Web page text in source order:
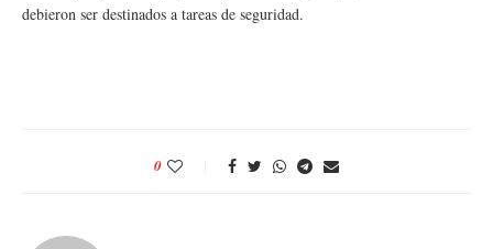
debieron ser destinados a tareas de seguridad.
0